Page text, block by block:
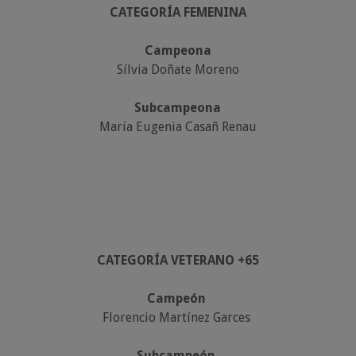
CATEGORÍA FEMENINA
Campeona
Sílvia Doñate Moreno
Subcampeona
María Eugenia Casañ Renau
CATEGORÍA VETERANO +65
Campeón
Florencio Martínez Garces